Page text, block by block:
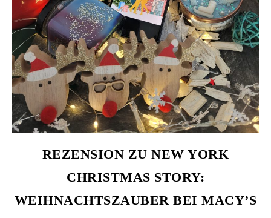
REZENSION ZU NEW YORK
CHRISTMAS STORY:
WEIHNACHTSZAUBER BEI MACY’S